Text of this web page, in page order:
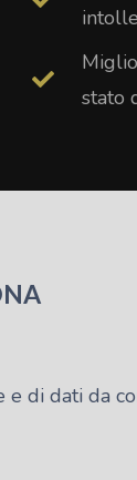
stato
e di dati da